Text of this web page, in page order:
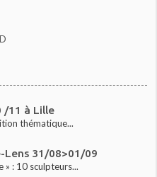
/11 à Lille
thématique...
Lens 31/08>01/09
» : 10 sculpteurs...